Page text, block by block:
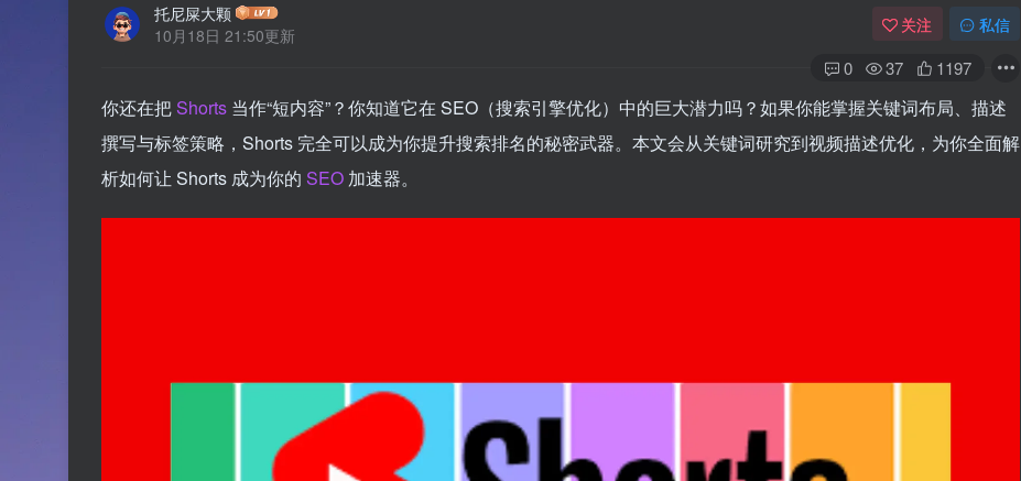
托尼屎大颗
10月18日 21:50更新
关注 私信
0 37 1197
你还在把Shorts 当作“短内容”？你知道它在 SEO（搜索引擎优化）中的巨大潜力吗？如果你能掌握关键词布局、描述
撰写与标签策略，Shorts 完全可以成为你提升搜索排名的秘密武器。本文会从关键词研究到视频描述优化，为你全面解
析如何让 Shorts 成为你的 SEO 加速器。